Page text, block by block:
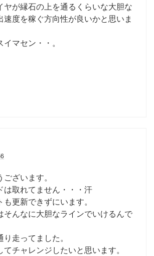
ヤが縁石の上を通るくらいな大胆な
速度を稼ぐ方向性が良いかと思いま
マセン・・。
ざいます。
は取れてません・・・汗
更新できずにいます。
そんなに大胆なラインでいけるんで
走ってました。
チャレンジしたいと思います。